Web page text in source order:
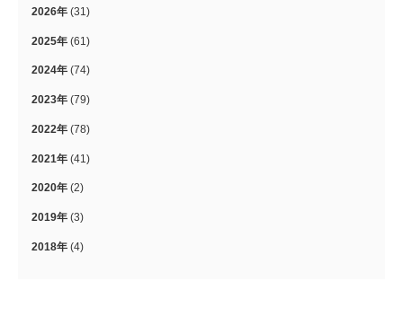
2026年 (31)
2025年 (61)
2024年 (74)
2023年 (79)
2022年 (78)
2021年 (41)
2020年 (2)
2019年 (3)
2018年 (4)